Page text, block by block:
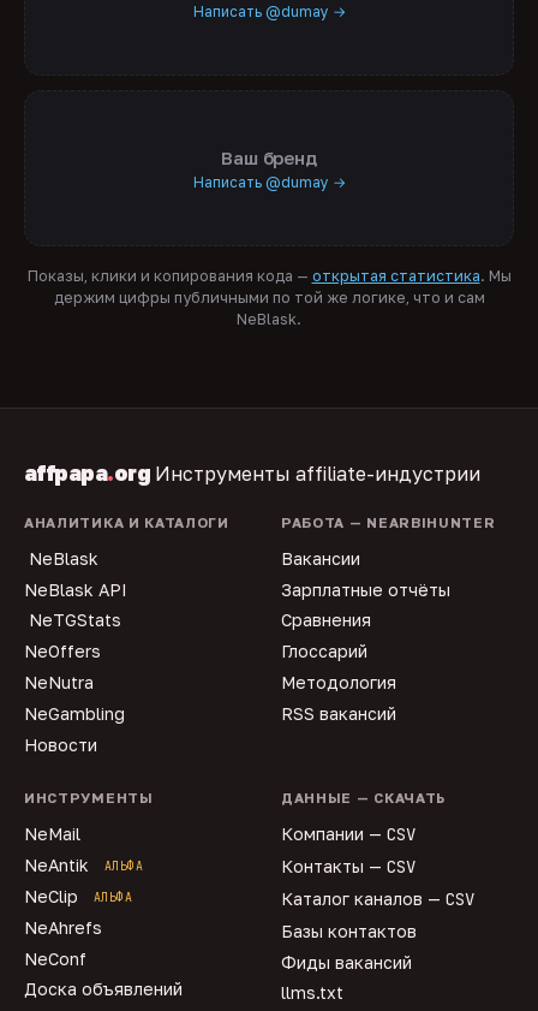
Написать @dumay →
Ваш бренд
Написать @dumay →
Показы, клики и копирования кода — открытая статистика. Мы
держим цифры публичными по той же логике, что и сам
NeBlask.
affpapa.org Инструменты affiliate-индустрии
АНАЛИТИКА И КАТАЛОГИ
NeBlask
NeBlask API
NeTGStats
NeOffers
NeNutra
NeGambling
Новости
РАБОТА — NEARBIHUNTER
Вакансии
Зарплатные отчёты
Сравнения
Глоссарий
Методология
RSS вакансий
ИНСТРУМЕНТЫ
NeMail
NeAntik
АЛЬФА
NeClip АЛЬФА
NeAhrefs
NeConf
Доска объявлений
ДАННЫЕ — СКАЧАТЬ
Компании — CSV
Контакты — CSV
Каталог каналов — CSV
Базы контактов
Фиды вакансий
llms.txt